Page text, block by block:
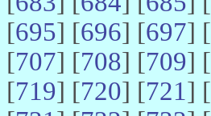
[695] [696] [697] [
[707] [708] [709] [
[719] [720] [721] [